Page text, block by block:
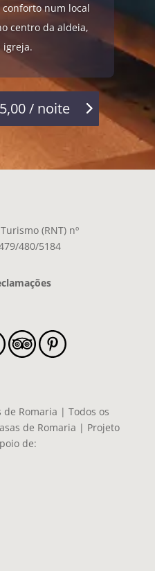
num local
centro da aldeia,
igreja.
/ noite
(RNT) nº
480/5184
de Romaria | Todos os
de Romaria | Projeto
de: